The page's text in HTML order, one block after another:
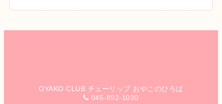
OYAKO CLUB チューリップ おやこのひろば
045-892-1030